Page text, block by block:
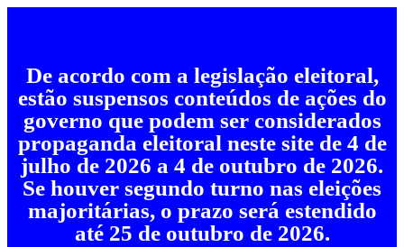
De acordo com a legislação eleitoral,
estão suspensos conteúdos de ações do
governo que podem ser considerados
propaganda eleitoral neste site de 4 de
julho de 2026 a 4 de outubro de 2026.
Se houver segundo turno nas eleições
majoritárias, o prazo será estendido
até 25 de outubro de 2026.